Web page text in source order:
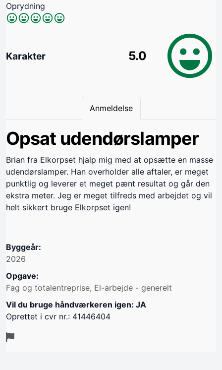
Oprydning
Karakter 5.0
Anmeldelse
Opsat udendørslamper
Brian fra Elkorpset hjalp mig med at opsætte en masse
udendørslamper. Han overholder alle aftaler, er meget
punktlig og leverer et meget pænt resultat og går den
ekstra meter. Jeg er meget tilfreds med arbejdet og vil
helt sikkert bruge Elkorpset igen!
Byggeår:
2026
Opgave:
Fag og totalentreprise, El-arbejde - generelt
Vil du bruge håndværkeren igen: JA
Oprettet i cvr nr.: 41446404